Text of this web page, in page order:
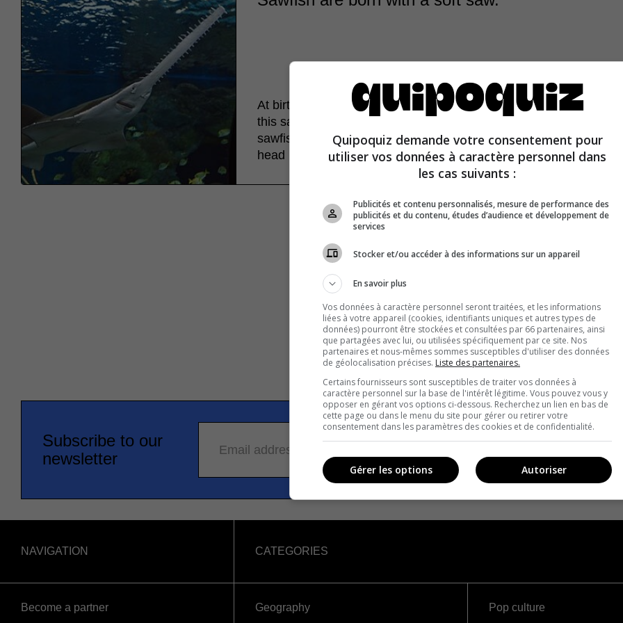
At birth, the saw is soft, but it hardens within only a few hours. At
this saw measures 6.5 ft. (2 m) in length, with 24 teeth on each
sawfish, though peaceful in nature, knows how to defend itself. It
head back and forth to scare off aggressors.
Subscribe to our
newsletter
Email address
NAVIGATION
Become a partner
CATEGORIES
Geography
Pop culture
Quipoquiz demande votre consentement pour
utiliser vos données à caractère personnel dans
les cas suivants :
Publicités et contenu personnalisés, mesure de performance des
publicités et du contenu, études d’audience et développement de
services
Stocker et/ou accéder à des informations sur un appareil
En savoir plus
Vos données à caractère personnel seront traitées, et les informations
liées à votre appareil (cookies, identifiants uniques et autres types de
données) pourront être stockées et consultées par 66 partenaires, ainsi
que partagées avec lui, ou utilisées spécifiquement par ce site. Nos
partenaires et nous-mêmes sommes susceptibles d'utiliser des données
de géolocalisation précises. Liste des partenaires.
Certains fournisseurs sont susceptibles de traiter vos données à
caractère personnel sur la base de l'intérêt légitime. Vous pouvez vous y
opposer en gérant vos options ci-dessous. Recherchez un lien en bas de
cette page ou dans le menu du site pour gérer ou retirer votre
consentement dans les paramètres des cookies et de confidentialité.
Autoriser
Gérer les options